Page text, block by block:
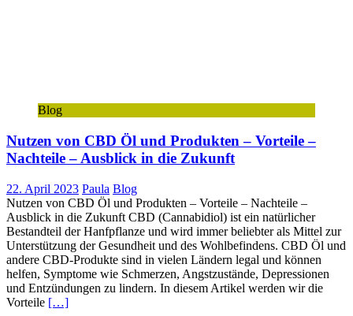
Blog
Nutzen von CBD Öl und Produkten – Vorteile –
Nachteile – Ausblick in die Zukunft
22. April 2023 Paula Blog
Nutzen von CBD Öl und Produkten – Vorteile – Nachteile –
Ausblick in die Zukunft CBD (Cannabidiol) ist ein natürlicher
Bestandteil der Hanfpflanze und wird immer beliebter als Mittel zur
Unterstützung der Gesundheit und des Wohlbefindens. CBD Öl und
andere CBD-Produkte sind in vielen Ländern legal und können
helfen, Symptome wie Schmerzen, Angstzustände, Depressionen
und Entzündungen zu lindern. In diesem Artikel werden wir die
Vorteile […]